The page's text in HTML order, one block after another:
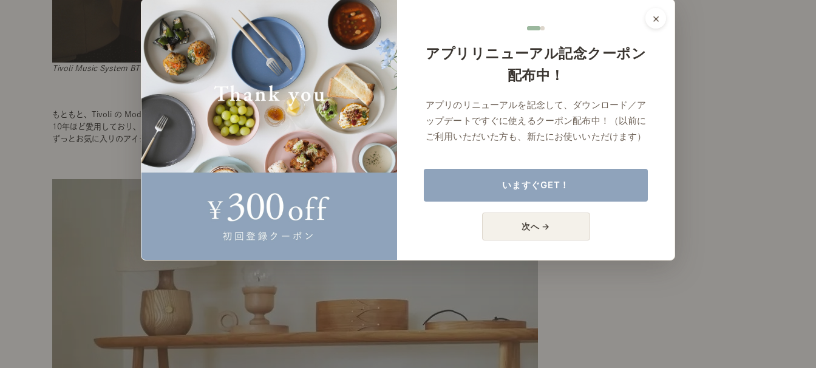
Tivoli Music System BT
もともと、 Tivoli の Model One BT を
10年ほど愛用しており、こちらは今も
ずっとお気に入りのアイテム。
×
アプリリニューアル記念クーポン
配布中！
アプリのリニューアルを記念して、ダウンロード／ア
ップデートですぐに使えるクーポン配布中！（以前に
ご利用いただいた方も、新たにお使いいただけます）
いますぐGET！
次へ →